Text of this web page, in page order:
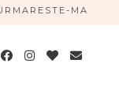
MA